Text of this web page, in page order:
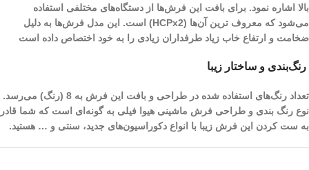
بالا اشاره نمود. برای بافت این فرش‌ها از دستگاه‌های مختلفی استفاده
می‌شود که معروف ترین آن‌ها (HCPx2) است. این مدل فرش‌ها به دلیل
ضخامت و ارتفاع خاب زیاد طرفداران زیادی را به خود اختصاص داده است
رنگ‌بندی و ساختار زیبا
تعداد رنگ‌های استفاده شده در طراحی و بافت این فرش به 8 (رنگ) می‌رسد.
نوع رنگ بندی و طراحی فرش ماشینی هیوا فیلی به گونه‌ای است که شما قادر
به ست کردن این فرش زیبا با انواع دکوراسیون‌های جدید، سنتی و … هستید.